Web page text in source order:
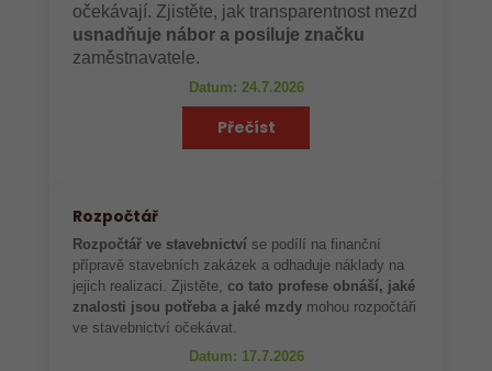
očekávají. Zjistěte, jak transparentnost mezd
usnadňuje nábor a posiluje značku
zaměstnavatele.
Datum: 24.7.2026
Přečíst
Rozpočtář
Rozpočtář ve stavebnictví se podílí na finanční
přípravě stavebních zakázek a odhaduje náklady na
jejich realizaci. Zjistěte,co tato profese obnáší, jaké
znalosti jsou potřeba a jaké mzdy mohou rozpočtáři
ve stavebnictví očekávat.
Datum: 17.7.2026